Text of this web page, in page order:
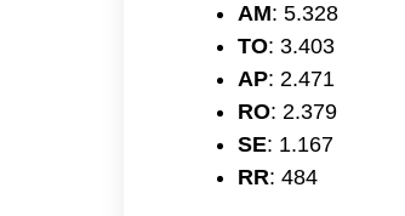
AM: 5.328
TO: 3.403
AP: 2.471
RO: 2.379
SE: 1.167
RR: 484